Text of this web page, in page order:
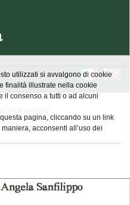
PER AMORE
utilizzati si avvalgono di cookie
finalità illustrate nella cookie
il consenso a tutti o ad alcuni
pagina, cliccando su un link
acconsenti all’uso dei